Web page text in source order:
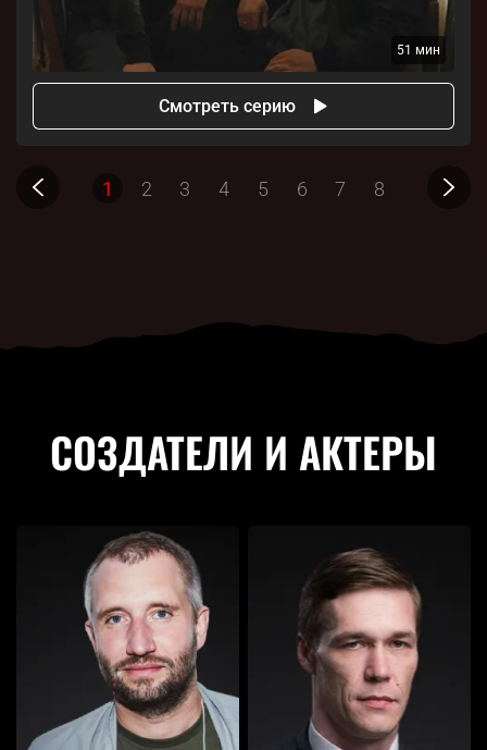
51 мин
Смотреть серию
1 2 3 4 5 6 7 8
СОЗДАТЕЛИ И АКТЕРЫ